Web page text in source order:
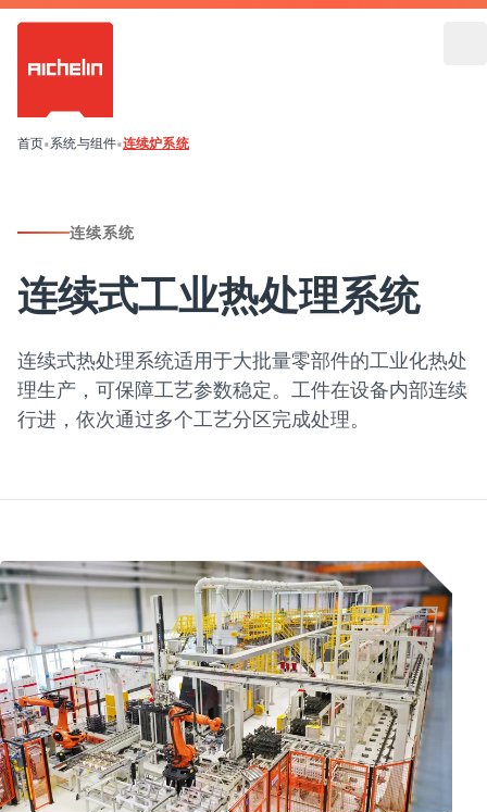
首页•系统与组件•连续炉系统
连续系统
连续式工业热处理系统
连续式热处理系统适用于大批量零部件的工业化热处
理生产，可保障工艺参数稳定。工件在设备内部连续
行进，依次通过多个工艺分区完成处理。